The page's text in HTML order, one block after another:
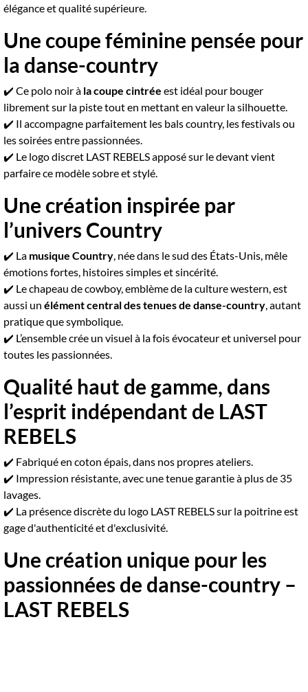
élégance et qualité supérieure.
Une coupe féminine pensée pour
la danse-country
✔️ Ce polo noir à la coupe cintrée est idéal pour bouger
librement sur la piste tout en mettant en valeur la silhouette.
✔️ Il accompagne parfaitement les bals country, les festivals ou
les soirées entre passionnées.
✔️ Le logo discret LAST REBELS apposé sur le devant vient
parfaire ce modèle sobre et stylé.
Une création inspirée par
l’univers Country
✔️ La musique Country, née dans le sud des États-Unis, mêle
émotions fortes, histoires simples et sincérité.
✔️ Le chapeau de cowboy, emblème de la culture western, est
aussi un élément central des tenues de danse-country, autant
pratique que symbolique.
✔️ L’ensemble crée un visuel à la fois évocateur et universel pour
toutes les passionnées.
Qualité haut de gamme, dans
l’esprit indépendant de LAST
REBELS
✔️ Fabriqué en coton épais, dans nos propres ateliers.
✔️ Impression résistante, avec une tenue garantie à plus de 35
lavages.
✔️ La présence discrète du logo LAST REBELS sur la poitrine est
gage d'authenticité et d'exclusivité.
Une création unique pour les
passionnées de danse-country –
LAST REBELS